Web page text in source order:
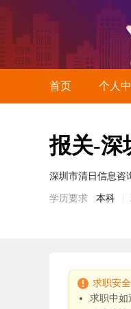
首页 个人
报关-深
深圳市清日信息咨
学历要求 本科
求职安
求职中如